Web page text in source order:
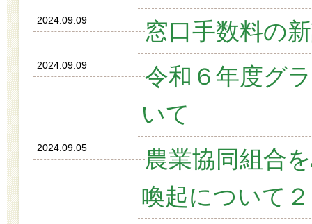
2024.09.09 窓口手数料の
2024.09.09
令和６年度グ
いて
2024.09.05
農業協同組合
喚起について２